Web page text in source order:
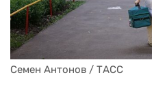
Семен Антонов / ТАСС